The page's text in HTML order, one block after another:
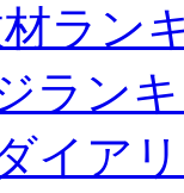
ラン
ラン
イア